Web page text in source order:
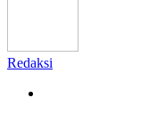
Redaksi